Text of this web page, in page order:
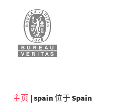
主页 | spain 位于 Spain（当